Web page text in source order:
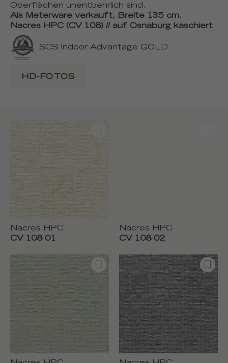
Oberflächen unentbehrlich sind.
Als Meterware verkauft, Breite 135 cm.
Nacres HPC (CV 108) // auf Osnaburg kaschiert
SCS Indoor Advantage GOLD
HD-FOTOS
Nacres HPC
CV 108 01
Nacres HPC
CV 108 02